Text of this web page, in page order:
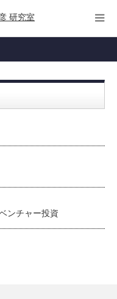
研究室
ンチャー投資